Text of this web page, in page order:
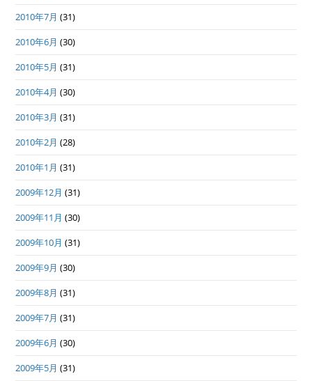
2010年7月 (31)
2010年6月 (30)
2010年5月 (31)
2010年4月 (30)
2010年3月 (31)
2010年2月 (28)
2010年1月 (31)
2009年12月 (31)
2009年11月 (30)
2009年10月 (31)
2009年9月 (30)
2009年8月 (31)
2009年7月 (31)
2009年6月 (30)
2009年5月 (31)